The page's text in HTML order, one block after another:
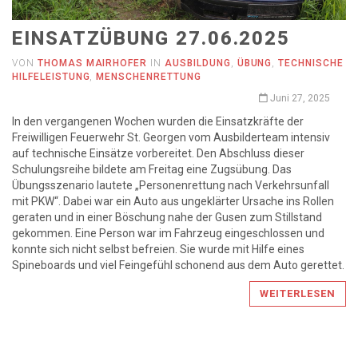
EINSATZÜBUNG 27.06.2025
VON THOMAS MAIRHOFER INAUSBILDUNG , ÜBUNG ,TECHNISCHE
HILFELEISTUNG, MENSCHENRETTUNG
Juni 27, 2025
In den vergangenen Wochen wurden die Einsatzkräfte der
Freiwilligen Feuerwehr St. Georgen vom Ausbilderteam intensiv
auf technische Einsätze vorbereitet. Den Abschluss dieser
Schulungsreihe bildete am Freitag eine Zugsübung. Das
Übungsszenario lautete „Personenrettung nach Verkehrsunfall
mit PKW“. Dabei war ein Auto aus ungeklärter Ursache ins Rollen
geraten und in einer Böschung nahe der Gusen zum Stillstand
gekommen. Eine Person war im Fahrzeug eingeschlossen und
konnte sich nicht selbst befreien. Sie wurde mit Hilfe eines
Spineboards und viel Feingefühl schonend aus dem Auto gerettet.
WEITERLESEN